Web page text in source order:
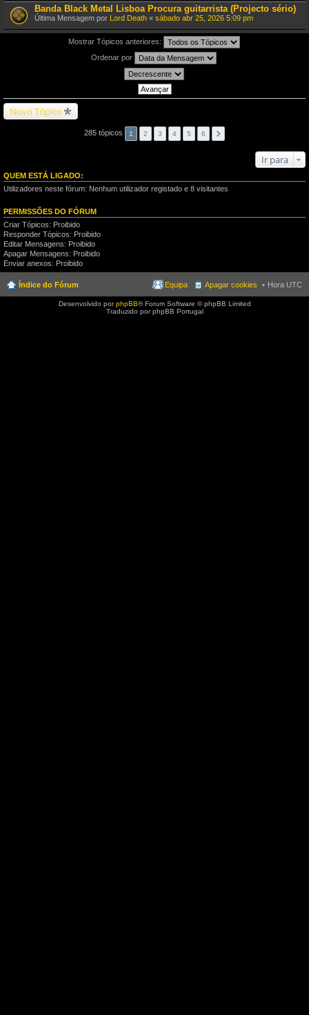
Banda Black Metal Lisboa Procura guitarrista (Projecto sério)
Última Mensagem por Lord Death « sábado abr 25, 2026 5:09 pm
Mostrar Tópicos anteriores:
Ordenar por
Novo Tópico
285 tópicos 1 2 3 4 5 6
Ir para
QUEM ESTÁ LIGADO:
Utilizadores neste fórum: Nenhum utilizador registado e 8 visitantes
PERMISSÕES DO FÓRUM
Criar Tópicos: Proibido
Responder Tópicos: Proibido
Editar Mensagens: Proibido
Apagar Mensagens: Proibido
Enviar anexos: Proibido
Índice do Fórum Hora UTC
Apagar cookies
Equipa
Desenvolvido porphpBB® Forum Software © phpBB Limited
Traduzido por phpBB Portugal